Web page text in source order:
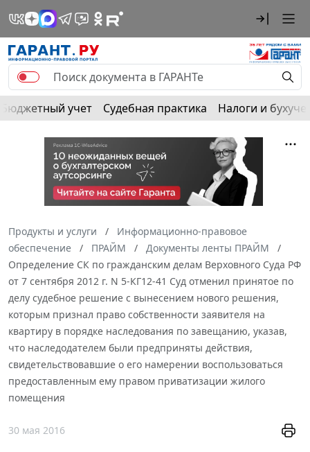
Бюджетный учет Судебная практика Налоги и
Продукты и услуги
Информационно-правовое
обеспечение
ПРАЙМ
Документы ленты ПРАЙМ
Определение СК по гражданским делам Верховного Суда РФ
от 7 сентября 2012 г. N 5-КГ12-41 Суд отменил принятое по
делу судебное решение с вынесением нового решения,
которым признал право собственности заявителя на
квартиру в порядке наследования по завещанию, указав,
что наследодателем были предприняты действия,
свидетельствовавшие о его намерении воспользоваться
предоставленным ему правом приватизации жилого
помещения
30 мая 2016